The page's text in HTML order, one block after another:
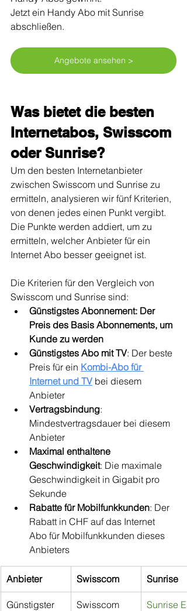
Jetzt ein Handy Abo mit Sunrise
abschließen.
Angebote ansehen >
Was bietet die besten
Internetabos, Swisscom
oder Sunrise?
Um den besten Internetanbieter
zwischen Swisscom und Sunrise zu
ermitteln, analysieren wir fünf Kriterien,
von denen jedes einen Punkt vergibt.
Die Punkte werden addiert, um zu
ermitteln, welcher Anbieter für ein
Internet Abo besser geeignet ist.
Die Kriterien für den Vergleich von
Swisscom und Sunrise sind:
Günstigstes Abonnement: Der
Preis des Basis Abonnements, um
Kunde zu werden
Günstigstes Abo mit TV: Der beste
Preis für ein Kombi-Abo für
Internet und TV bei diesem
Anbieter
Vertragsbindung:
Mindestvertragsdauer bei diesem
Anbieter
Maximal enthaltene
Geschwindigkeit: Die maximale
Geschwindigkeit in Gigabit pro
Sekunde
Rabatte für Mobilfunkkunden: Der
Rabatt in CHF auf das Internet
Abo für Mobilfunkkunden dieses
Anbieters
Anbieter Swisscom Sunrise
Günstigster
Swisscom
Sunrise